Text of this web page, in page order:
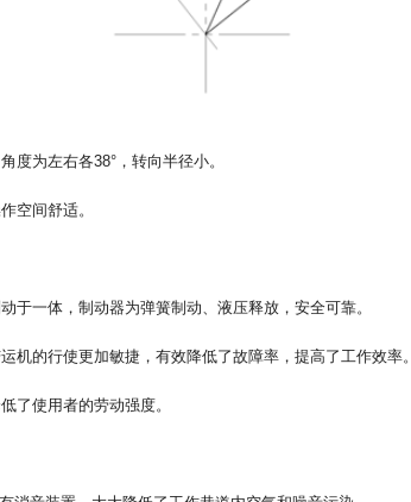
度为左右各38°，转向半径小。
空间舒适。
于一体，制动器为弹簧制动、液压释放，安全可靠。
机的行使更加敏捷，有效降低了故障率，提高了工作效率。
了使用者的劳动强度。